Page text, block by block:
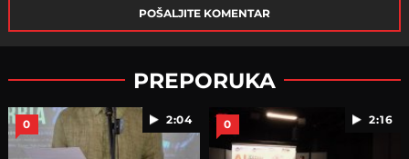
POŠALJITE KOMENTAR
PREPORUKA
2:04
0 2:16
0